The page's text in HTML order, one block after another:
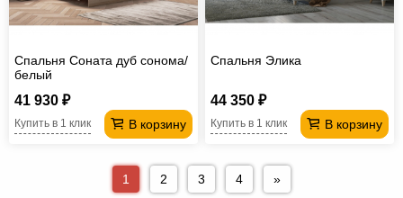
Спальня Соната дуб сонома/
белый
41 930 ₽
В корзину
Купить в 1 клик
Спальня Элика
44 350 ₽
В корзину
Купить в 1 клик
1 2 3 4 »